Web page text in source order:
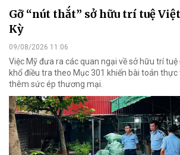
Gỡ “nút thắt” sở hữu trí tuệ
Kỳ
09/08/2026 11:06
Việc Mỹ đưa ra các quan ngại về sở hữu trí
khổ điều tra theo Mục 301 khiến bài toán thực
thêm sức ép thương mại.